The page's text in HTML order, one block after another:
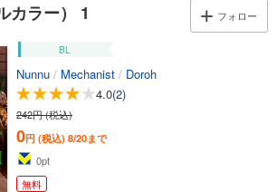
カラー） 1 フォロー
BL
Nunnu / Mechanist / Doroh
4.0(2)
242円 (税込)
0円 (税込) 8/20まで
0pt
無料